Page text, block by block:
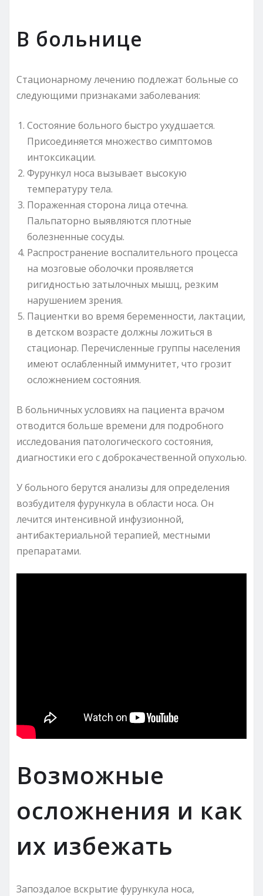
В больнице
Стационарному лечению подлежат больные со
следующими признаками заболевания:
Состояние больного быстро ухудшается.
Присоединяется множество симптомов
интоксикации.
Фурункул носа вызывает высокую
температуру тела.
Пораженная сторона лица отечна.
Пальпаторно выявляются плотные
болезненные сосуды.
Распространение воспалительного процесса
на мозговые оболочки проявляется
ригидностью затылочных мышц, резким
нарушением зрения.
Пациентки во время беременности, лактации,
в детском возрасте должны ложиться в
стационар. Перечисленные группы населения
имеют ослабленный иммунитет, что грозит
осложнением состояния.
В больничных условиях на пациента врачом
отводится больше времени для подробного
исследования патологического состояния,
диагностики его с доброкачественной опухолью.
У больного берутся анализы для определения
возбудителя фурункула в области носа. Он
лечится интенсивной инфузионной,
антибактериальной терапией, местными
препаратами.
Возможные
осложнения и как
их избежать
Запоздалое вскрытие фурункула носа,